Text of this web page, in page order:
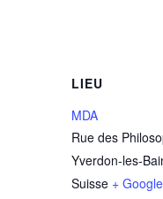
LIEU
MDA
Rue des
Yverdon-les-
Suisse +